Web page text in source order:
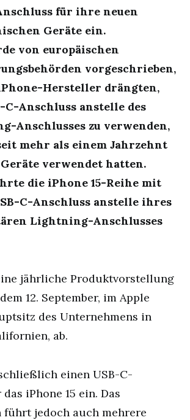
für ihre neuen
Geräte ein.
von europäischen
vorgeschrieben,
Hersteller drängten,
C-Anschluss anstelle des
Anschlusses zu verwenden,
mehr als einem Jahrzehnt
verwendet hatten.
die iPhone 15-Reihe mit
C-Anschluss anstelle ihres
Lightning-Anschlusses
jährliche Produktvorstellung
12. September, im Apple
des Unternehmens in
ab.
einen USB-C-
iPhone 15 ein. Das
führt jedoch auch mehrere